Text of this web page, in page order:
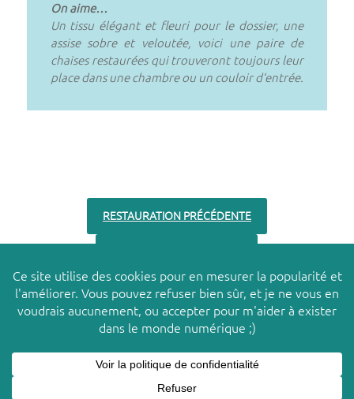
On aime…
Un tissu élégant et fleuri pour le dossier, une
assise sobre et veloutée, voici une paire de
chaises restaurées qui trouveront toujours leur
place dans une chambre ou un couloir d’entrée.
RESTAURATION PRÉCÉDENTE
© 2026
Ce site utilise des cookies pour améliorer votre
expérience. Nous supposons que vous acceptez cette
X